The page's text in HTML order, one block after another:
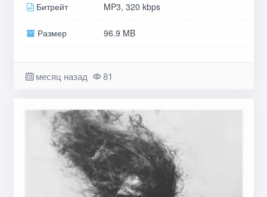
Битрейт MP3, 320 kbps
Размер 96.9 MB
месяц назад 81